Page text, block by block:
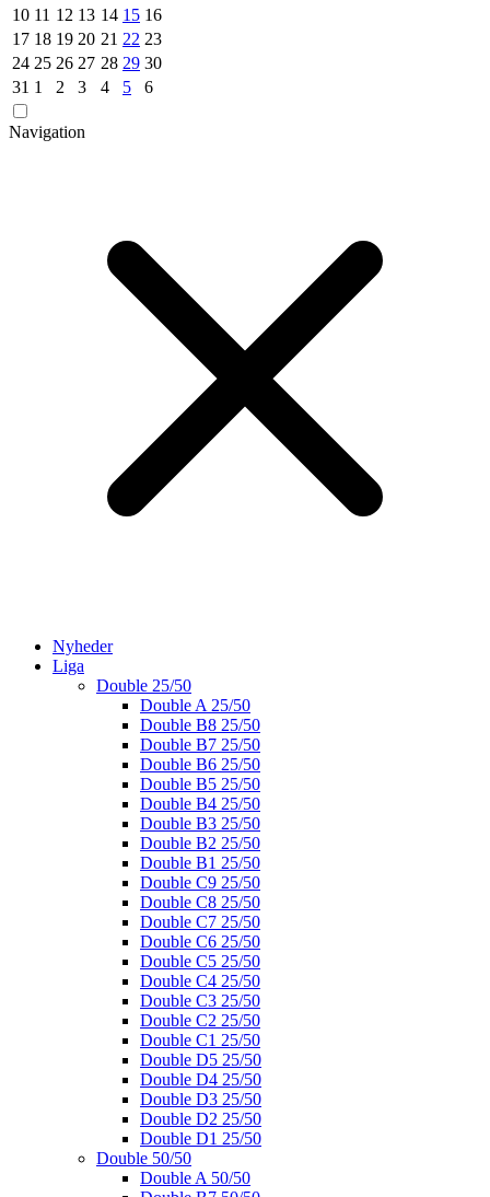
10 11 12 13 14 15 16
17 18 19 20 21 22 23
24 25 26 27 28 29 30
31 1 2 3 4 5 6
Navigation
Nyheder
Liga
Double 25/50
Double A 25/50
Double B8 25/50
Double B7 25/50
Double B6 25/50
Double B5 25/50
Double B4 25/50
Double B3 25/50
Double B2 25/50
Double B1 25/50
Double C9 25/50
Double C8 25/50
Double C7 25/50
Double C6 25/50
Double C5 25/50
Double C4 25/50
Double C3 25/50
Double C2 25/50
Double C1 25/50
Double D5 25/50
Double D4 25/50
Double D3 25/50
Double D2 25/50
Double D1 25/50
Double 50/50
Double A 50/50